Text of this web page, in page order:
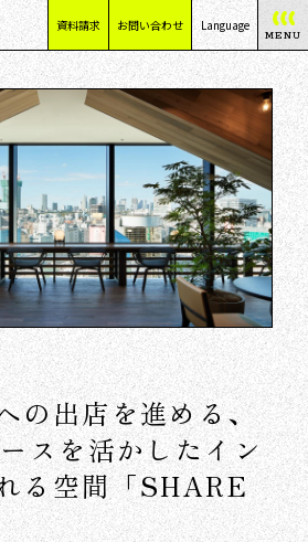
資料請求 お問い合わせ Language
日本語
English
简体中文
繁體中文
MENU
の出店を進める、
スを活かしたイン
る空間「SHARE